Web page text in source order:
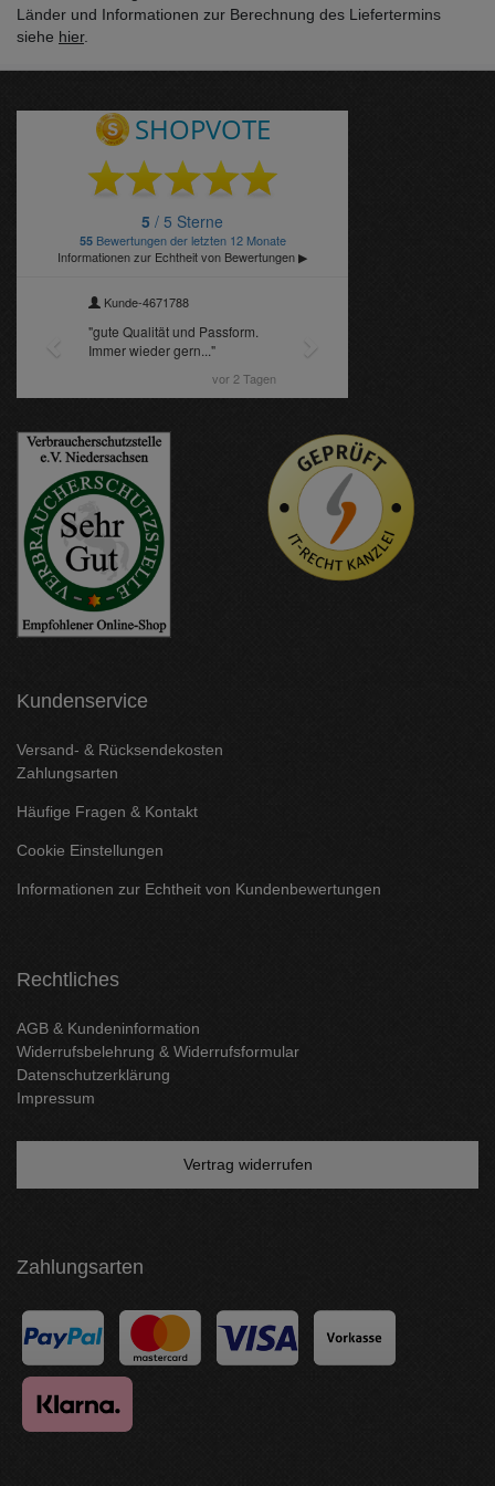
Länder und Informationen zur Berechnung des Liefertermins
siehe hier.
Kundenservice
Versand- & Rücksendekosten
Zahlungsarten
Häufige Fragen & Kontakt
Cookie Einstellungen
Informationen zur Echtheit von Kundenbewertungen
Rechtliches
AGB & Kundeninformation
Widerrufsbelehrung & Widerrufsformular
Datenschutzerklärung
Impressum
Vertrag widerrufen
Zahlungsarten